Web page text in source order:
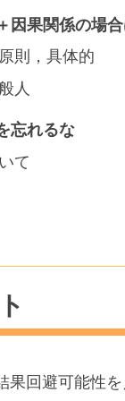
因果関係の場
則，具体的
人
忘れるな
て
果回避可能性